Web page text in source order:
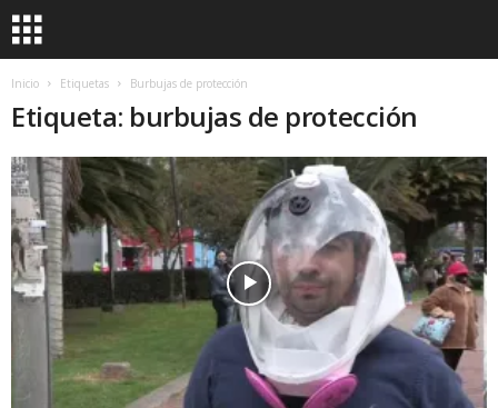
Inicio Etiquetas Burbujas de protección
Etiqueta: burbujas de protección